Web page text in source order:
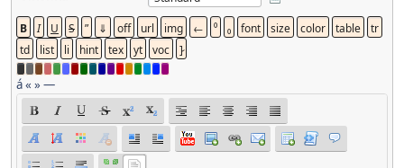
á« »—